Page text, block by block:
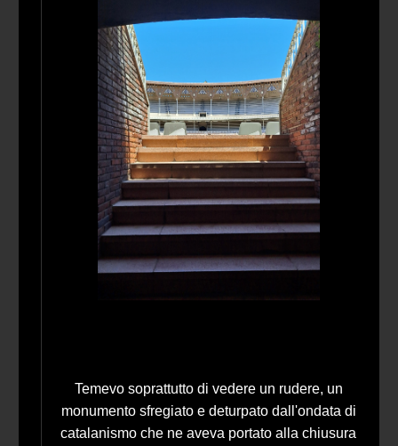
Temevo soprattutto di vedere un rudere, un
monumento sfregiato e deturpato dall'ondata di
catalanismo che ne aveva portato alla chiusura